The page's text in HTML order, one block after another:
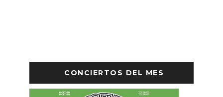
CONCIERTOS DEL MES